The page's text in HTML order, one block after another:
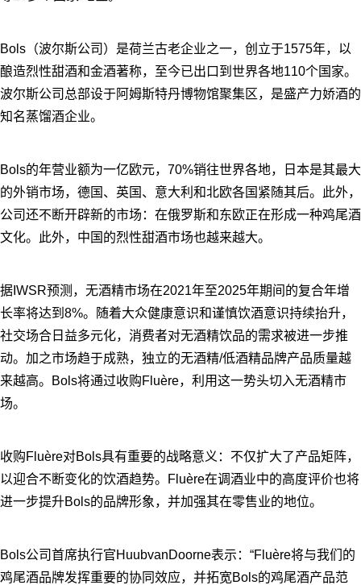
Bols（波尔斯公司）是荷兰古老企业之一，创立于1575年，以
酿造烈性甜酒和金酒著称，至今已出口到世界各地110个国家。
波尔斯公司总部设于阿姆斯特丹博物馆聚集区，是盛产力娇酒的
知名蒸馏酒企业。
Bols的年营业额为一亿欧元，70%销往世界各地，日本是其最大
的外销市场，德国、英国、意大利和北欧各国紧随其后。此外，
公司还不断开辟新的市场：在俄罗斯和东欧正在形成一种鸡尾酒
文化。此外，中国的烈性甜酒市场也越来越大。
据IWSR预测，无酒精市场在2021年至2025年期间的复合年增
长率将达到8%。随着大众健康意识和谨慎饮酒意识持续抬升，
社交场合日益多元化，消费者对无酒精饮品的需求被进一步推
动。加之市场趋于成熟，独立的无酒精/低酒精品牌产品质量越
来越高。Bols将通过收购Fluère，利用这一势头切入无酒精市
场。
收购Fluère对Bols具有重要的战略意义：不仅扩大了产品矩阵，
以迎合不断变化的饮酒趋势。Fluère在调酒业中的高度评价也将
进一步提升Bols的品牌形象，并加强其在零售业的地位。
Bols公司首席执行官HuubvanDoorne表示：“Fluère将与我们的
鸡尾酒品牌发挥重要的协同效应，并拓宽Bols的鸡尾酒产品范